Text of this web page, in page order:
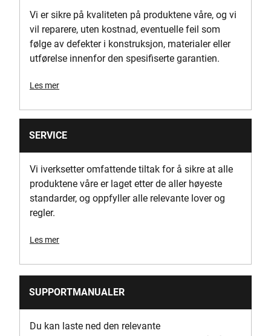
50
Antall brikker
3
408
Produktvekt brutto [Kg]
19
Produktets vekt [Kg]
554
Standards / Norms
Vi er sikre på kvaliteten på produktene våre, og vi
vil reparere, uten kostnad, eventuelle feil som
følge av defekter i konstruksjon, materialer eller
utførelse innenfor den spesifiserte garantien.
Les mer
SERVICE
Vi iverksetter omfattende tiltak for å sikre at alle
produktene våre er laget etter de aller høyeste
standarder, og oppfyller alle relevante lover og
regler.
Les mer
SUPPORTMANUALER
Du kan laste ned den relevante